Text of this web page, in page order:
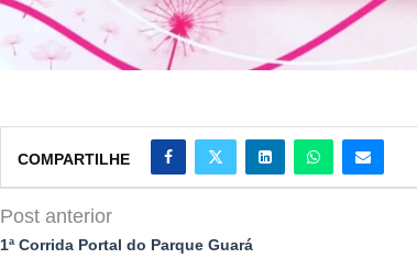
COMPARTILHE
Post anterior
1ª Corrida Portal do Parque Guará